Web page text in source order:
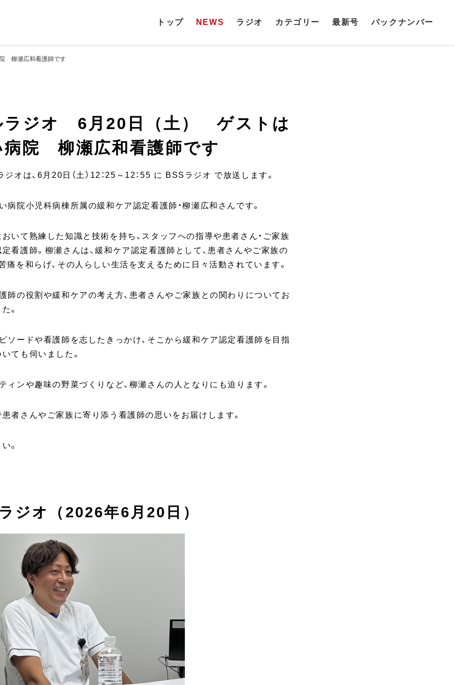
トップ NEWS ラジオ カテゴリー 最新号 バックナンバー
柳瀬広和看護師です
ラジオ 6月20日（土） ゲストは
病院 柳瀬広和看護師です
オは、6月20日（土）12：25～12：55 に BSSラジオ で放送します。
病院小児科病棟所属の緩和ケア認定看護師・柳瀬広和さんです。
いて熟練した知識と技術を持ち、スタッフへの指導や患者さん・ご家族
看護師。柳瀬さんは、緩和ケア認定看護師として、患者さんやご家族の
痛を和らげ、その人らしい生活を支えるために日々活動されています。
師の役割や緩和ケアの考え方、患者さんやご家族との関わりについてお
。
ソードや看護師を志したきっかけ、そこから緩和ケア認定看護師を目指
ても伺いました。
ィンや趣味の野菜づくりなど、柳瀬さんの人となりにも迫ります。
者さんやご家族に寄り添う看護師の思いをお届けします。
。
ジオ（2026年6月20日）